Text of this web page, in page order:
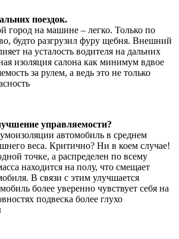
поездок.
город на машине – легко. Только по
будто разгрузил фуру щебня. Внешний
на усталость водителя на дальних
изоляция салона как минимум вдвое
за рулем, а ведь это не только
управляемости?
автомобиль в среднем
веса. Критично? Ни в коем случае!
точке, а распределен по всему
находится на полу, что смещает
В связи с этим улучшается
более уверенно чувствует себя на
подвеска более глухо